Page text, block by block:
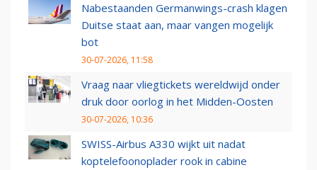
Nabestaanden Germanwings-crash klagen
Duitse staat aan, maar vangen mogelijk
bot
30-07-2026, 11:58
Vraag naar vliegtickets wereldwijd onder
druk door oorlog in het Midden-Oosten
30-07-2026, 10:36
SWISS-Airbus A330 wijkt uit nadat
koptelefoonoplader rook in cabine